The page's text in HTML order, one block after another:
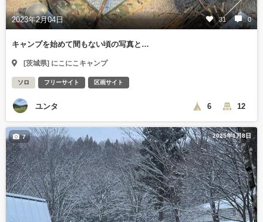
2023年2月04日 31 0
キャンプを始めて間もない頃の写真と…
[茨城県] にこにこキャンプ
ソロ フリーサイト 区画サイト
ユンタ 6 12
2025年1月8日
7